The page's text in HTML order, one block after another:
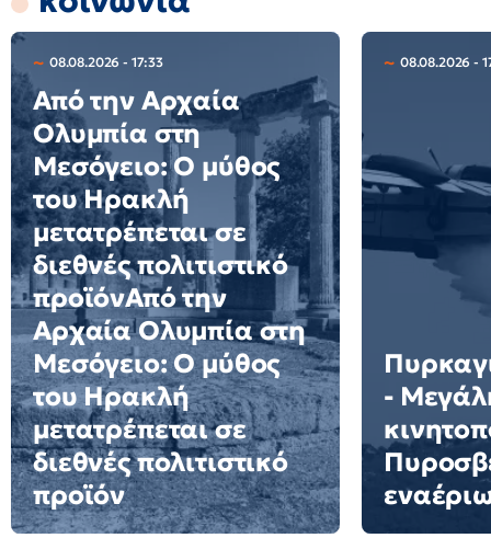
08.08.2026 - 17:33
Από την Αρχαία
Ολυμπία στη
Μεσόγειο: Ο μύθος
του Ηρακλή
μετατρέπεται σε
διεθνές πολιτιστικό
προϊόνΑπό την
Αρχαία Ολυμπία στη
Μεσόγειο: Ο μύθος
του Ηρακλή
μετατρέπεται σε
διεθνές πολιτιστικό
προϊόν
08.08.2026 -
-